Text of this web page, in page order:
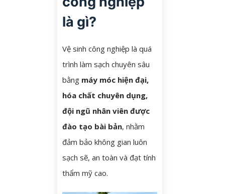
là gì?
Vệ sinh công nghiệp là quá
trình làm sạch chuyên sâu
bằng máy móc hiện đại,
hóa chất chuyên dụng,
đội ngũ nhân viên được
đào tạo bài bản, nhằm
đảm bảo không gian luôn
sạch sẽ, an toàn và đạt tính
thẩm mỹ cao.